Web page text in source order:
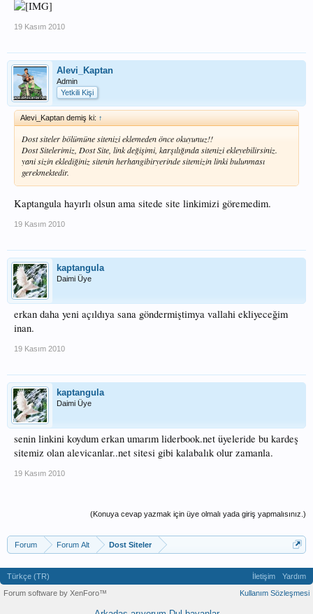
19 Kasım 2010
Alevi_Kaptan
Admin
Yetkili Kişi
Alevi_Kaptan demiş ki: ↑
Dost siteler bölümüne sitenizi eklemeden önce okuyunuz!!
Dost Sitelerimiz, Dost Site, link değişimi, karşılığında sitenizi ekleyebilirsiniz.
yani sizin eklediğiniz sitenin herhangibiryerinde sitemizin linki bulunması
gerekmektedir.
Kaptangula hayırlı olsun ama sitede site linkimizi göremedim.
19 Kasım 2010
kaptangula
Daimi Üye
erkan daha yeni açıldıya sana göndermiştimya vallahi ekliyeceğim
inan.
19 Kasım 2010
kaptangula
Daimi Üye
senin linkini koydum erkan umarım liderbook.net üyeleride bu kardeş
sitemiz olan alevicanlar..net sitesi gibi kalabalık olur zamanla.
19 Kasım 2010
(Konuya cevap yazmak için üye olmalı yada giriş yapmalısınız.)
Forum Forum Alt Dost Siteler
Türkçe (TR) İletişim
Yardım
Kullanım Sözleşmesi
Forum software by XenForo™